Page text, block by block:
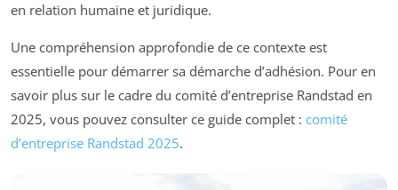
en relation humaine et juridique.
Une compréhension approfondie de ce contexte est
essentielle pour démarrer sa démarche d’adhésion. Pour en
savoir plus sur le cadre du comité d’entreprise Randstad en
2025, vous pouvez consulter ce guide complet : comité
d’entreprise Randstad 2025.